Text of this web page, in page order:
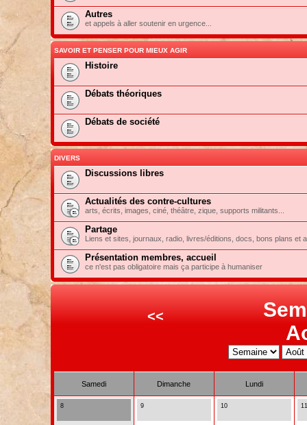
Autres
et appels à aller soutenir en urgence...
SAVOIR ET PENSER POUR MIEUX AGIR
Histoire
Débats théoriques
Débats de société
DIVERS
Discussions libres
Actualités des contre-cultures
arts, écrits, images, ciné, théâtre, zique, supports militants...
Partage
Liens et sites, journaux, radio, livres/éditions, docs, bons plans et
Présentation membres, accueil
ce n'est pas obligatoire mais ça participe à humaniser
<<
Samedi Dimanche Lundi
8 9 10 11